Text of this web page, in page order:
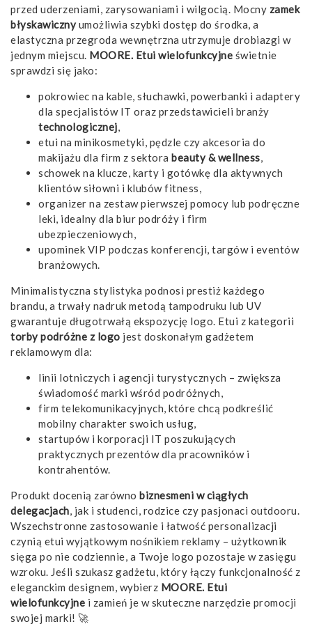
przed uderzeniami, zarysowaniami i wilgocią. Mocny zamek
błyskawicznyumożliwia szybki dostęp do środka, a
elastyczna przegroda wewnętrzna utrzymuje drobiazgi w
jednym miejscu. MOORE. Etui wielofunkcyjne świetnie
sprawdzi się jako:
pokrowiec na kable, słuchawki, powerbanki i adaptery
dla specjalistów IT oraz przedstawicieli branży
technologicznej,
etui na minikosmetyki, pędzle czy akcesoria do
makijażu dla firm z sektora beauty & wellness,
schowek na klucze, karty i gotówkę dla aktywnych
klientów siłowni i klubów fitness,
organizer na zestaw pierwszej pomocy lub podręczne
leki, idealny dla biur podróży i firm
ubezpieczeniowych,
upominek VIP podczas konferencji, targów i eventów
branżowych.
Minimalistyczna stylistyka podnosi prestiż każdego
brandu, a trwały nadruk metodą tampodruku lub UV
gwarantuje długotrwałą ekspozycję logo. Etui z kategorii
torby podróżne z logo jest doskonałym gadżetem
reklamowym dla:
linii lotniczych i agencji turystycznych – zwiększa
świadomość marki wśród podróżnych,
firm telekomunikacyjnych, które chcą podkreślić
mobilny charakter swoich usług,
startupów i korporacji IT poszukujących
praktycznych prezentów dla pracowników i
kontrahentów.
Produkt docenią zarówno biznesmeni w ciągłych
delegacjach, jak i studenci, rodzice czy pasjonaci outdooru.
Wszechstronne zastosowanie i łatwość personalizacji
czynią etui wyjątkowym nośnikiem reklamy – użytkownik
sięga po nie codziennie, a Twoje logo pozostaje w zasięgu
wzroku. Jeśli szukasz gadżetu, który łączy funkcjonalność z
eleganckim designem, wybierz MOORE. Etui
wielofunkcyjne i zamień je w skuteczne narzędzie promocji
swojej marki! 🚀